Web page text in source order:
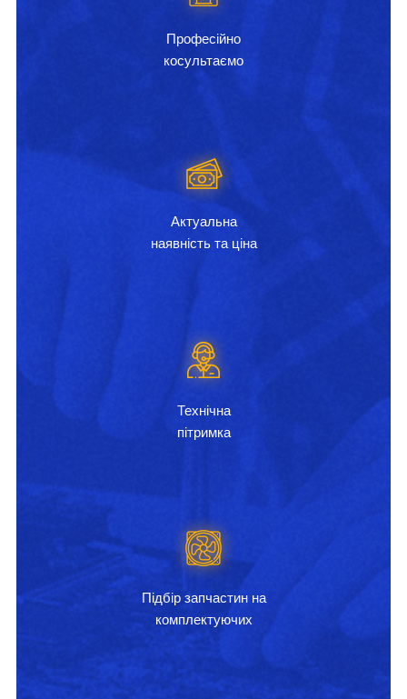
Професійно
косультаємо
Актуальна
наявність та ціна
Технічна
пітримка
Підбір запчастин на
комплектуючих